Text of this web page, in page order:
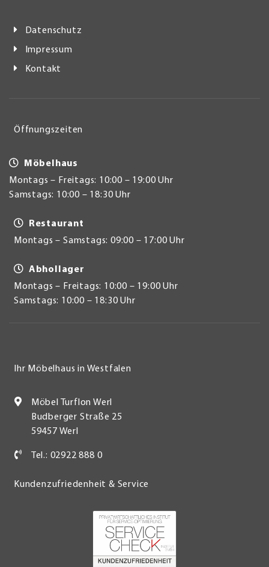
Datenschutz
Impressum
Kontakt
Öffnungszeiten
Möbelhaus
Montags – Freitags: 10:00 – 19:00 Uhr
Samstags: 10:00 – 18:30 Uhr
Restaurant
Montags – Samstags: 09:00 – 17:00 Uhr
Abhollager
Montags – Freitags: 10:00 – 19:00 Uhr
Samstags: 10:00 – 18:30 Uhr
Ihr Möbelhaus in Westfalen
Möbel Turflon Werl
Budberger Straße 25
59457 Werl
Tel.: 02922 888 0
Kundenzufriedenheit & Service